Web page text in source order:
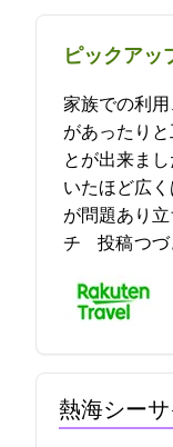
ピックアッ
家族での利
があったり
とが出来ま
いたほど広
が問題あり
チ… 2021-12-18 17:18:06投稿つづ
熱海シー